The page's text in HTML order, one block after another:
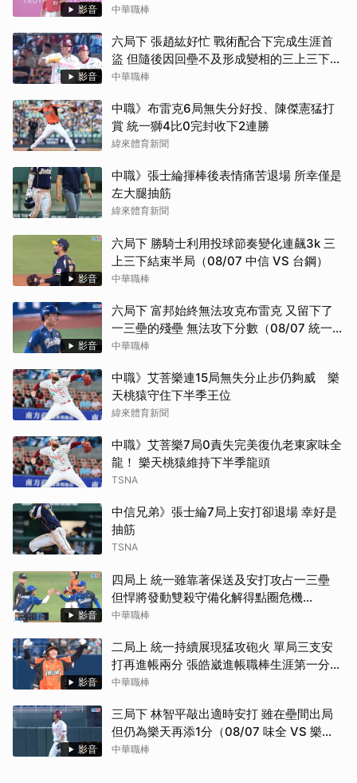
影音
VS 樂天）
中華職棒
影音
六局下 張趙紘好忙 戰術配合下完成生涯首
盜 但隨後因回壘不及形成變相的三上三下
（08/07 味全 VS 樂天）
中華職棒
中職》布雷克6局無失分好投、陳傑憲猛打
賞 統一獅4比0完封收下2連勝
緯來體育新聞
中職》張士綸揮棒後表情痛苦退場 所幸僅是
左大腿抽筋
緯來體育新聞
影音
六局下 勝騎士利用投球節奏變化連飆3k 三
上三下結束半局（08/07 中信 VS 台鋼）
中華職棒
影音
六局下 富邦始終無法攻克布雷克 又留下了
一三壘的殘壘 無法攻下分數（08/07 統一
VS 富邦）
中華職棒
中職》艾菩樂連15局無失分止步仍夠威 樂
天桃猿守住下半季王位
緯來體育新聞
中職》艾菩樂7局0責失完美復仇老東家味全
龍！ 樂天桃猿維持下半季龍頭
TSNA
中信兄弟》張士綸7局上安打卻退場 幸好是
抽筋
TSNA
影音
四局上 統一雖靠著保送及安打攻占一三壘
但悍將發動雙殺守備化解得點圈危機
（08/07 統一 VS 富邦）
中華職棒
影音
二局上 統一持續展現猛攻砲火 單局三支安
打再進帳兩分 張皓崴進帳職棒生涯第一分打
點（08/07 統一 VS 富邦）
中華職棒
影音
三局下 林智平敲出適時安打 雖在壘間出局
但仍為樂天再添1分（08/07 味全 VS 樂
天）
中華職棒